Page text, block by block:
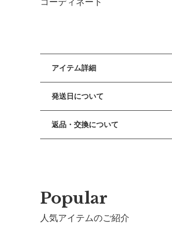
アイテム詳細
たっぷりフリル襟がチャーミング。
【仕様／機能】
日本が世界に誇るホールガーメント
発送日について
午前9時までのご注文は、【営業日か
午前9時以降のご注文は、【翌営業日
・ご注文内容に確認すべき内容があ
返品・交換について
交換の際の往復の送料及び代引手数
■ 初期不良・商品間違いによる返品
早急に対応させていただきます。交換
Popular
人気アイテムのご紹介